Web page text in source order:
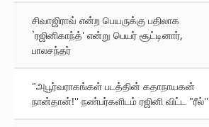
சிவாஜிராவ் என்ற பெயருக்கு பதிலாக
`ரஜினிகாந்த்' என்று பெயர் சூட்டினார்,
பாலசந்தர்
"அபூர்வராகங்கள் படத்தின் கதாநாயகன்
நான்தான்!'' நண்பர்களிடம் ரஜினி விட்ட "ரீல்''